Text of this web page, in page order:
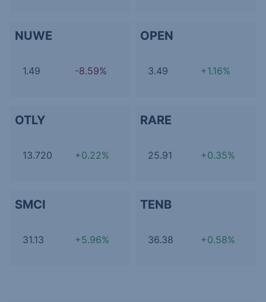
NUWE
1.49 -8.59%
OPEN
3.49 +1.16%
OTLY
13.720 +0.22%
RARE
25.91 +0.35%
SMCI
31.13 +5.96%
TENB
36.38 +0.58%